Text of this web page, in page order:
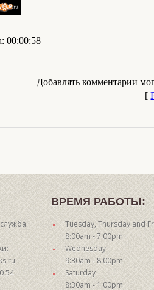
: 00:00:58
Добавлять комментарии
[
54
ВРЕМЯ РАБОТЫ:
Tuesday, Thursday and
8:00am - 7:00pm
Wednesday
9:30am - 8:00pm
Saturday
8:30am - 1:00pm